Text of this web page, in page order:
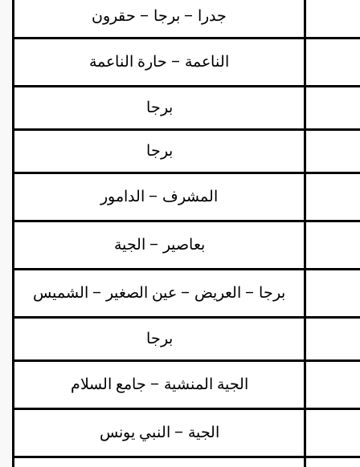
جدرا – برجا – حقرون
الناعمة – حارة الناعمة
برجا
برجا
المشرف – الدامور
بعاصير – الجية
برجا – العريض – عين الصغير – الشميس
برجا
الجية المنشية – جامع السلام
الجية – النبي يونس